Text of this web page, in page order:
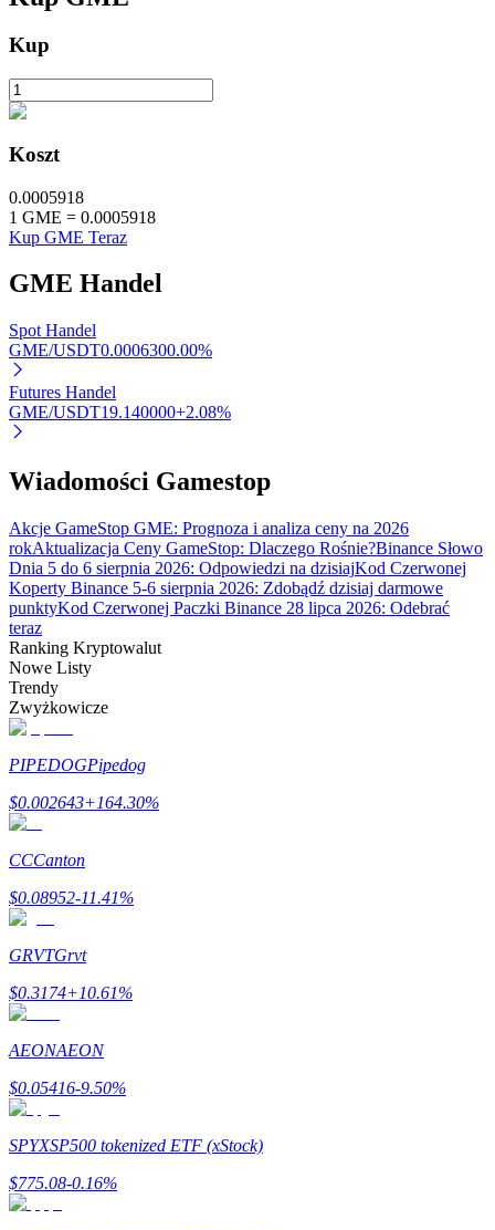
Automatyczna inwestycja
Zdobądź długoterminowy zysk i elastyczne zainteresowania
Naucz się stakingu
Bitruści Partnerzy
Aż do 65% prowizji!
Polecaj
Zaproś przyjaciela, aby otrzymać nagrody pieniężne
Kup
Koszt
0.0005918
1 GME = 0.0005918
Kup GME Teraz
GME Handel
Spot Handel
GME/USDT0.0006300.00%
Futures Handel
GME/USDT19.140000+2.08%
Wiadomości Gamestop
Akcje GameStop GME: Prognoza i analiza ceny na 2026
rokAktualizacja Ceny GameStop: Dlaczego Rośnie?Binance Słowo
Dnia 5 do 6 sierpnia 2026: Odpowiedzi na dzisiajKod Czerwonej
Koperty Binance 5-6 sierpnia 2026: Zdobądź dzisiaj darmowe
punktyKod Czerwonej Paczki Binance 28 lipca 2026: Odebrać
teraz
Ranking Kryptowalut
Nowe Listy
Trendy
Zwyżkowicze
PIPEDOGPipedog
$0.002643+164.30%
CCCanton
$0.08952-11.41%
GRVTGrvt
$0.3174+10.61%
AEONAEON
$0.05416-9.50%
SPYXSP500 tokenized ETF (xStock)
$775.08-0.16%